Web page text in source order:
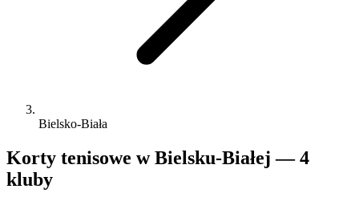
Bielsko-Biała
Korty tenisowe w Bielsku-Białej — 4
kluby